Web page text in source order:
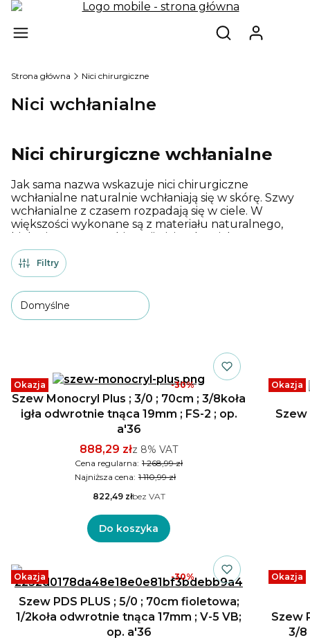
Otwórz
Strona główna Nici chirurgiczne
Nici wchłanialne
Nici chirurgiczne wchłanialne
Jak sama nazwa wskazuje nici chirurgiczne
wchłanialne naturalnie wchłaniają się w skórę. Szwy
wchłanialne z czasem rozpadają się w ciele. W
większości wykonane są z materiału naturalnego,
biologicznego. W chirurgii nici wchłanialne
wykorzystywane są tam, gdzie istnieje niewielkie
napięcie tkanek i w tych miejscach, w których
istnieje duże prawdopodobieństwo, że tkanki się
naturalnie zrosną.
Filtry
Domyślne
Okazja
Szew Monocryl Plus ; 3/0 ; 70cm ; 3/8koła
igła odwrotnie tnąca 19mm ; FS-2 ; op.
a'36
888,29 złz 8% VAT
Cena regularna: 1 268,99 zł
-30%
Najniższa cena: 1 110,99 zł
822,49 złbez VAT
Do koszyka
Okazja
Szew
Okazja
Szew PDS PLUS ; 5/0 ; 70cm fioletowa;
1/2koła odwrotnie tnąca 17mm ; V-5 VB;
op. a'36
-30% Okazja
Szew
3/8